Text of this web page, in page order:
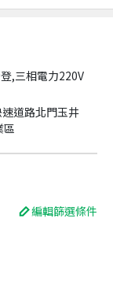
,三相電力220V
道路北門玉井
區
編輯篩選條件